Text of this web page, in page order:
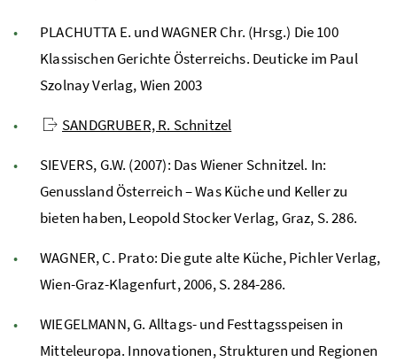
PLACHUTTA E. und WAGNER Chr. (Hrsg.) Die 100
Klassischen Gerichte Österreichs. Deuticke im Paul
Szolnay Verlag, Wien 2003
SANDGRUBER, R. Schnitzel
SIEVERS, G.W. (2007): Das Wiener Schnitzel. In:
Genussland Österreich – Was Küche und Keller zu
bieten haben, Leopold Stocker Verlag, Graz, S. 286.
WAGNER, C. Prato: Die gute alte Küche, Pichler Verlag,
Wien-Graz-Klagenfurt, 2006, S. 284-286.
WIEGELMANN, G. Alltags- und Festtagsspeisen in
Mitteleuropa. Innovationen, Strukturen und Regionen